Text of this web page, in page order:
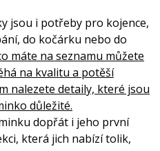
jsou i potřeby pro kojence,
do kočárku nebo do
máte na seznamu můžete
na kvalitu a potěší
nalezete detaily, které jsou
důležité.
dopřát i jeho první
která jich nabízí tolik,